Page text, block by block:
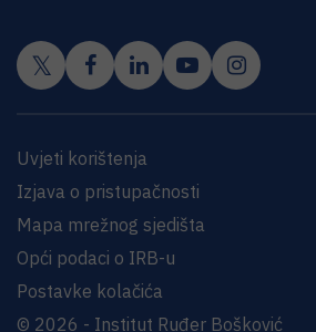
Uvjeti korištenja
Izjava o pristupačnosti
Mapa mrežnog sjedišta
Opći podaci o IRB-u
Postavke kolačića
© 2026 - Institut Ruđer Bošković